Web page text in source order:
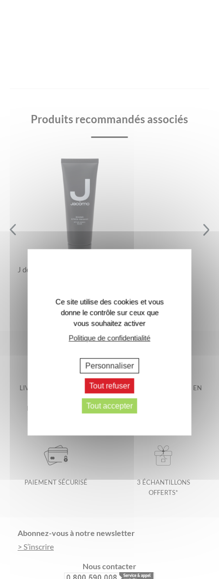
Produits recommandés associés
J de Jacomo – Le Baume Après-Rasage
LIVRAISON OFFERTE EN
METROPOLITAINE*
LIVRAISON GARANTIE EN
PAIEMENT SÉCURISÉ
3 ÉCHANTILLONS
OFFERTS*
Abonnez-vous à notre newsletter
> S’inscrire
Nous contacter
Ce site utilise des cookies et vous
donne le contrôle sur ceux que
vous souhaitez activer
Politique de confidentialité
Personnaliser
Tout refuser
Tout accepter